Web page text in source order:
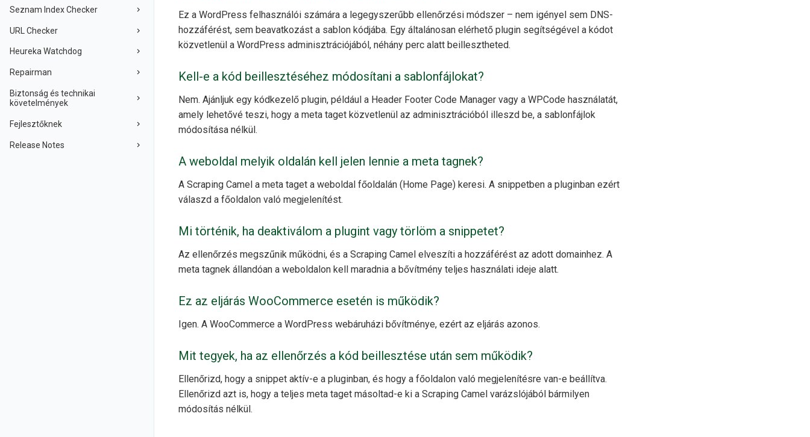
Seznam Index Checker
URL Checker
Heureka Watchdog
Repairman
Biztonság és technikai
követelmények
Fejlesztőknek
Release Notes
Ez a WordPress felhasználói számára a legegyszerűbb ellenőrzési módszer – nem igényel sem DNS-
hozzáférést, sem beavatkozást a sablon kódjába. Egy általánosan elérhető plugin segítségével a kódot
közvetlenül a WordPress adminisztrációjából, néhány perc alatt beillesztheted.
Kell-e a kód beillesztéséhez módosítani a sablonfájlokat?
Nem. Ajánljuk egy kódkezelő plugin, például a Header Footer Code Manager vagy a WPCode használatát,
amely lehetővé teszi, hogy a meta taget közvetlenül az adminisztrációból illeszd be, a sablonfájlok
módosítása nélkül.
A weboldal melyik oldalán kell jelen lennie a meta tagnek?
A Scraping Camel a meta taget a weboldal főoldalán (Home Page) keresi. A snippetben a pluginban ezért
válaszd a főoldalon való megjelenítést.
Mi történik, ha deaktiválom a plugint vagy törlöm a snippetet?
Az ellenőrzés megszűnik működni, és a Scraping Camel elveszíti a hozzáférést az adott domainhez. A
meta tagnek állandóan a weboldalon kell maradnia a bővítmény teljes használati ideje alatt.
Ez az eljárás WooCommerce esetén is működik?
Igen. A WooCommerce a WordPress webáruházi bővítménye, ezért az eljárás azonos.
Mit tegyek, ha az ellenőrzés a kód beillesztése után sem működik?
Ellenőrizd, hogy a snippet aktív-e a pluginban, és hogy a főoldalon való megjelenítésre van-e beállítva.
Ellenőrizd azt is, hogy a teljes meta taget másoltad-e ki a Scraping Camel varázslójából bármilyen
módosítás nélkül.